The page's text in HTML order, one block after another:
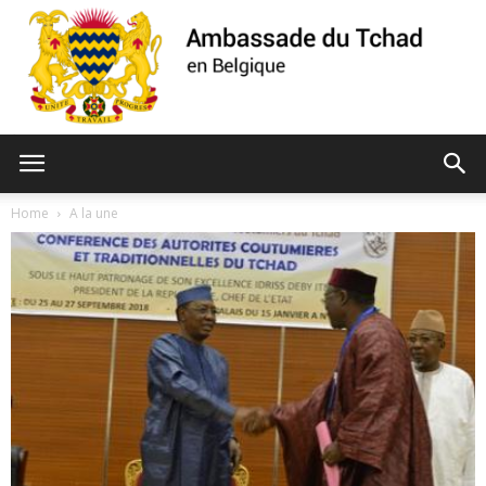
du
Tchad
de
Home A la une